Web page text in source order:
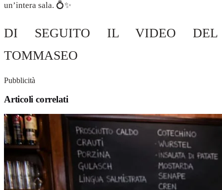
un’intera sala. 💍✨
DI SEGUITO IL VIDEO DEL
TOMMASEO
Pubblicità
Articoli correlati